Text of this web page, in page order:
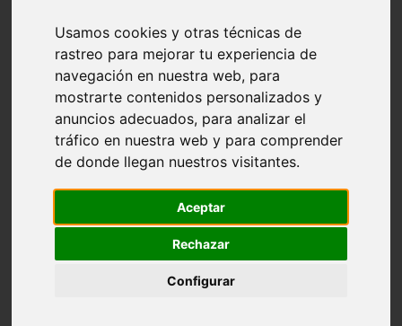
Usamos cookies y otras técnicas de
rastreo para mejorar tu experiencia de
navegación en nuestra web, para
mostrarte contenidos personalizados y
anuncios adecuados, para analizar el
tráfico en nuestra web y para comprender
de donde llegan nuestros visitantes.
Aceptar
Rechazar
Configurar
Málaga - júzcar
Huesca - alquézar
Huesca - castejón-de-sos
Lleida - alt-àneu
Córdoba - almedinilla
Navarra - zangoza
Cantabria - arenas-de-iguña
Barcelona - la-pobla-de-lillet
Murcia - cartagena
Madrid - nuevo-baztán